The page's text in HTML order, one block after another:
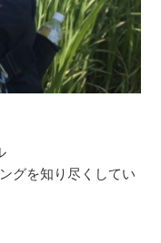
グを知り尽くしてい